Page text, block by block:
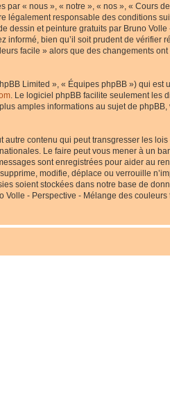
« nous », « notre », « nos », « Cours
légalement responsable des conditions
dessin et peinture gratuits par Bruno Volle
informé, bien qu’il soit prudent de vérifier
facile » alors que des changements
Limited », « Équipes phpBB ») qui est
. Le logiciel phpBB facilite seulement les
amples informations au sujet de
contenu qui peut transgresser les
Le faire peut vous mener à un
sont enregistrées pour aider au
modifie, déplace ou verrouille
soient stockées dans notre base de
- Perspective - Mélange des couleurs